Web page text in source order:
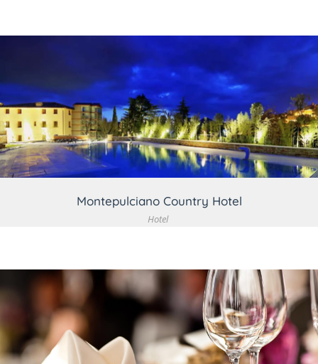
VEDI DETTAGLIO
Montepulciano Country Hotel
Hotel
VEDI DETTAGLIO